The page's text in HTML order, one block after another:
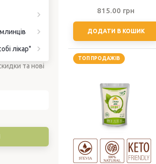
лікар"
та нові
815.00 грн
ДОДАТИ В КОШИК
ТОП ПРОДАЖІВ